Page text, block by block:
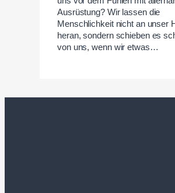
Ausrüstung? Wir lassen die
Menschlichkeit nicht an unser
heran, sondern schieben es
von uns, wenn wir etwas…